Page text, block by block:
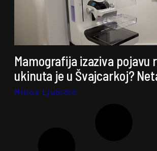
Mamografija izaziva pojavu
ukinuta je u Švajcarkoj?
Milica Ljubičić